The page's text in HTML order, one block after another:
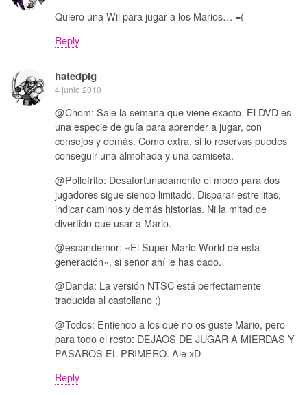
Quiero una Wii para jugar a los Marios… =(
Reply
hatedpig
4 junio 2010
@Chom: Sale la semana que viene exacto. El DVD es
una especie de guía para aprender a jugar, con
consejos y demás. Como extra, si lo reservas puedes
conseguir una almohada y una camiseta.
@Pollofrito: Desafortunadamente el modo para dos
jugadores sigue siendo limitado. Disparar estrellitas,
indicar caminos y demás historias. Ni la mitad de
divertido que usar a Mario.
@escandemor: «El Super Mario World de esta
generación», si señor ahí le has dado.
@Danda: La versión NTSC está perfectamente
traducida al castellano ;)
@Todos: Entiendo a los que no os guste Mario, pero
para todo el resto: DEJAOS DE JUGAR A MIERDAS Y
PASAROS EL PRIMERO. Ale xD
Reply